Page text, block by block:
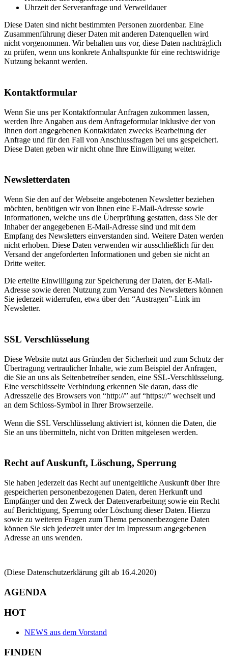
Uhrzeit der Serveranfrage und Verweildauer
Diese Daten sind nicht bestimmten Personen zuordenbar. Eine
Zusammenführung dieser Daten mit anderen Datenquellen wird
nicht vorgenommen. Wir behalten uns vor, diese Daten nachträglich
zu prüfen, wenn uns konkrete Anhaltspunkte für eine rechtswidrige
Nutzung bekannt werden.
Kontaktformular
Wenn Sie uns per Kontaktformular Anfragen zukommen lassen,
werden Ihre Angaben aus dem Anfrageformular inklusive der von
Ihnen dort angegebenen Kontaktdaten zwecks Bearbeitung der
Anfrage und für den Fall von Anschlussfragen bei uns gespeichert.
Diese Daten geben wir nicht ohne Ihre Einwilligung weiter.
Newsletterdaten
Wenn Sie den auf der Webseite angebotenen Newsletter beziehen
möchten, benötigen wir von Ihnen eine E-Mail-Adresse sowie
Informationen, welche uns die Überprüfung gestatten, dass Sie der
Inhaber der angegebenen E-Mail-Adresse sind und mit dem
Empfang des Newsletters einverstanden sind. Weitere Daten werden
nicht erhoben. Diese Daten verwenden wir ausschließlich für den
Versand der angeforderten Informationen und geben sie nicht an
Dritte weiter.
Die erteilte Einwilligung zur Speicherung der Daten, der E-Mail-
Adresse sowie deren Nutzung zum Versand des Newsletters können
Sie jederzeit widerrufen, etwa über den “Austragen”-Link im
Newsletter.
SSL Verschlüsselung
Diese Website nutzt aus Gründen der Sicherheit und zum Schutz der
Übertragung vertraulicher Inhalte, wie zum Beispiel der Anfragen,
die Sie an uns als Seitenbetreiber senden, eine SSL-Verschlüsselung.
Eine verschlüsselte Verbindung erkennen Sie daran, dass die
Adresszeile des Browsers von “http://” auf “https://” wechselt und
an dem Schloss-Symbol in Ihrer Browserzeile.
Wenn die SSL Verschlüsselung aktiviert ist, können die Daten, die
Sie an uns übermitteln, nicht von Dritten mitgelesen werden.
Recht auf Auskunft, Löschung, Sperrung
Sie haben jederzeit das Recht auf unentgeltliche Auskunft über Ihre
gespeicherten personenbezogenen Daten, deren Herkunft und
Empfänger und den Zweck der Datenverarbeitung sowie ein Recht
auf Berichtigung, Sperrung oder Löschung dieser Daten. Hierzu
sowie zu weiteren Fragen zum Thema personenbezogene Daten
können Sie sich jederzeit unter der im Impressum angegebenen
Adresse an uns wenden.
(Diese Datenschutzerklärung gilt ab 16.4.2020)
AGENDA
HOT
NEWS aus dem Vorstand
FINDEN